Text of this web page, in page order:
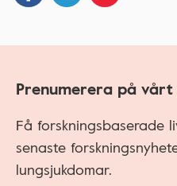
Prenumerera på
Få forskningsbaserade
senaste
lungsjukdomar.